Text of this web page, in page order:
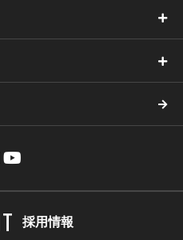
採用情報